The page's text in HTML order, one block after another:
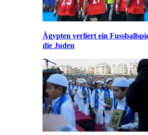
Ägypten verliert ein
die Juden